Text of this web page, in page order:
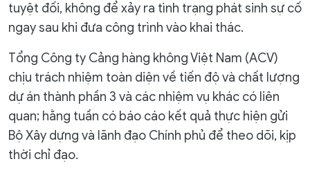
tuyệt đối, không để xảy ra tình trạng phát sinh sự cố
ngay sau khi đưa công trình vào khai thác.
Tổng Công ty Cảng hàng không Việt Nam (ACV)
chịu trách nhiệm toàn diện về tiến độ và chất lượng
dự án thành phần 3 và các nhiệm vụ khác có liên
quan; hằng tuần có báo cáo kết quả thực hiện gửi
Bộ Xây dựng và lãnh đạo Chính phủ để theo dõi, kịp
thời chỉ đạo.